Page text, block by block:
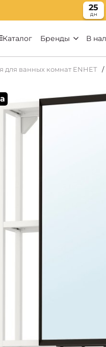
25
дн
Каталог Бренды В
для ванных комнат ENHET